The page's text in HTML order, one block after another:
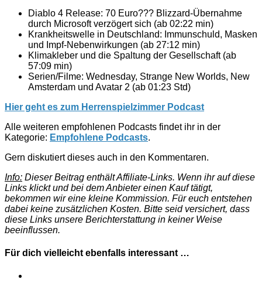
Diablo 4 Release: 70 Euro??? Blizzard-Übernahme
durch Microsoft verzögert sich (ab 02:22 min)
Krankheitswelle in Deutschland: Immunschuld, Masken
und Impf-Nebenwirkungen (ab 27:12 min)
Klimakleber und die Spaltung der Gesellschaft (ab
57:09 min)
Serien/Filme: Wednesday, Strange New Worlds, New
Amsterdam und Avatar 2 (ab 01:23 Std)
Hier geht es zum Herrenspielzimmer Podcast
Alle weiteren empfohlenen Podcasts findet ihr in der
Kategorie: Empfohlene Podcasts.
Gern diskutiert dieses auch in den Kommentaren.
Info: Dieser Beitrag enthält Affiliate-Links. Wenn ihr auf diese
Links klickt und bei dem Anbieter einen Kauf tätigt,
bekommen wir eine kleine Kommission. Für euch entstehen
dabei keine zusätzlichen Kosten. Bitte seid versichert, dass
diese Links unsere Berichterstattung in keiner Weise
beeinflussen.
Für dich vielleicht ebenfalls interessant …